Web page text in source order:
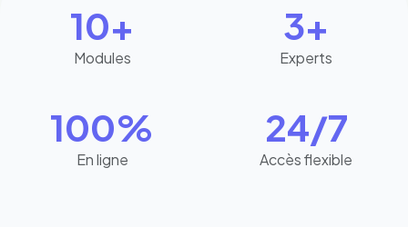
10+
Modules
3+
Experts
100%
En ligne
24/7
Accès flexible